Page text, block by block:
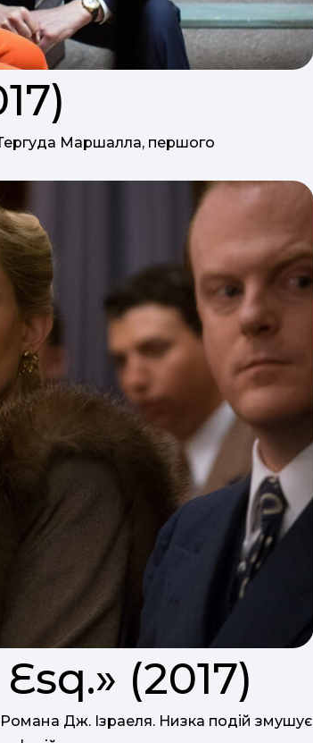
Тергуда Маршалла, першого
(2017)
Романа Дж. Ізраеля. Низка подій змушує